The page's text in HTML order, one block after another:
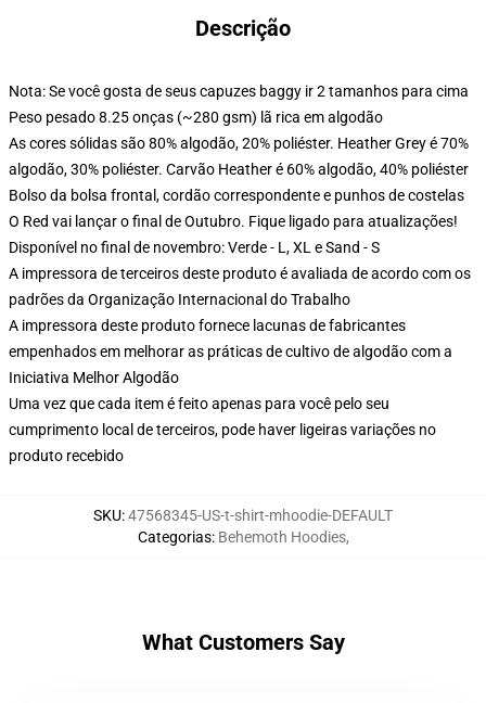
Descrição
Nota: Se você gosta de seus capuzes baggy ir 2 tamanhos para cima
Peso pesado 8.25 onças (~280 gsm) lã rica em algodão
As cores sólidas são 80% algodão, 20% poliéster. Heather Grey é 70%
algodão, 30% poliéster. Carvão Heather é 60% algodão, 40% poliéster
Bolso da bolsa frontal, cordão correspondente e punhos de costelas
O Red vai lançar o final de Outubro. Fique ligado para atualizações!
Disponível no final de novembro: Verde - L, XL e Sand - S
A impressora de terceiros deste produto é avaliada de acordo com os
padrões da Organização Internacional do Trabalho
A impressora deste produto fornece lacunas de fabricantes
empenhados em melhorar as práticas de cultivo de algodão com a
Iniciativa Melhor Algodão
Uma vez que cada item é feito apenas para você pelo seu
cumprimento local de terceiros, pode haver ligeiras variações no
produto recebido
SKU:47568345-US-t-shirt-mhoodie-DEFAULT
Categorias: Behemoth Hoodies,
What Customers Say